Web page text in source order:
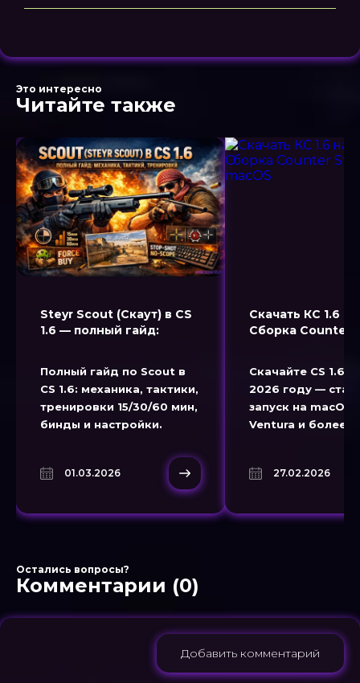
Это интересно
Читайте также
Steyr Scout (Скаут) в CS
1.6 — полный гайд:
Полный гайд по Scout в
CS 1.6: механика, тактики,
тренировки 15/30/60 мин,
бинды и настройки.
01.03.2026
Скачать КС 1.6
Сборка Counter
Скачайте CS 1.6
2026 году —
запуск на macOS
Ventura и более
27.02.2026
Остались вопросы?
Комментарии (0)
Добавить комментарий